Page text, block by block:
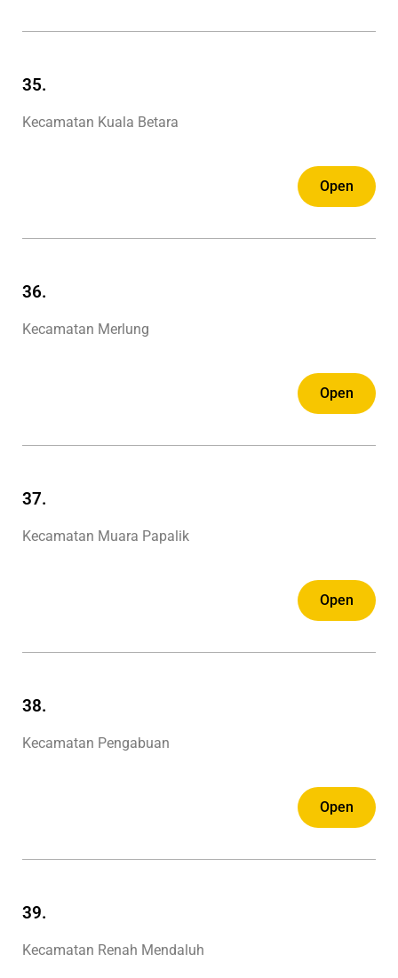
35.
Kecamatan Kuala Betara
Open
36.
Kecamatan Merlung
Open
37.
Kecamatan Muara Papalik
Open
38.
Kecamatan Pengabuan
Open
39.
Kecamatan Renah Mendaluh